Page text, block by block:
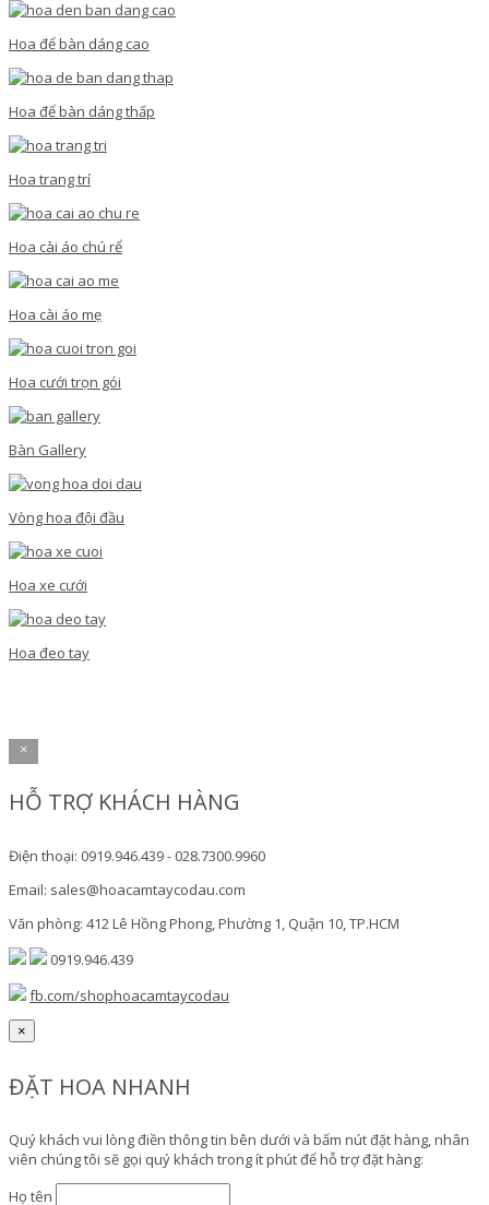
Hoa để bàn dáng cao
Hoa để bàn dáng thấp
Hoa trang trí
Hoa cài áo chú rể
Hoa cài áo mẹ
Hoa cưới trọn gói
Bàn Gallery
Vòng hoa đội đầu
Hoa xe cưới
Hoa đeo tay
×
HỖ TRỢ KHÁCH HÀNG
Điện thoại: 0919.946.439 - 028.7300.9960
Email: sales@hoacamtaycodau.com
Văn phòng: 412 Lê Hồng Phong, Phường 1, Quận 10, TP.HCM
0919.946.439
fb.com/shophoacamtaycodau
×
ĐẶT HOA NHANH
Quý khách vui lòng điền thông tin bên dưới và bấm nút đặt hàng, nhân
viên chúng tôi sẽ gọi quý khách trong ít phút để hỗ trợ đặt hàng:
Họ tên